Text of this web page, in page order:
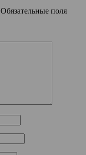
Обязательные поля